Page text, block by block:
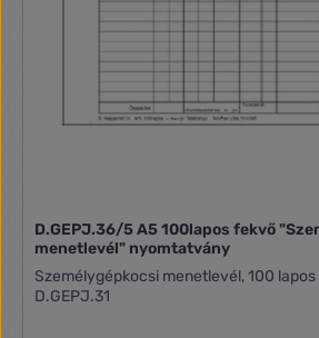
D.GEPJ.36/5 A5 100lapos fekvő
menetlevél" nyomtatvány
Személygépkocsi menetlevél, 100
D.GEPJ.31